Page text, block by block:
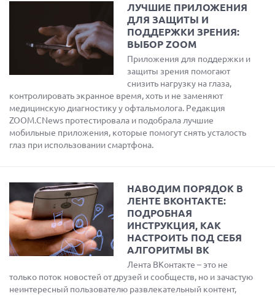
ЛУЧШИЕ ПРИЛОЖЕНИЯ
ДЛЯ ЗАЩИТЫ И
ПОДДЕРЖКИ ЗРЕНИЯ:
ВЫБОР ZOOM
Приложения для поддержки и
защиты зрения помогают
снизить нагрузку на глаза,
контролировать экранное время, хоть и не заменяют
медицинскую диагностику у офтальмолога. Редакция
ZOOM.CNews протестировала и подобрала лучшие
мобильные приложения, которые помогут снять усталость
глаз при использовании смартфона.
НАВОДИМ ПОРЯДОК В
ЛЕНТЕ ВКОНТАКТЕ:
ПОДРОБНАЯ
ИНСТРУКЦИЯ, КАК
НАСТРОИТЬ ПОД СЕБЯ
АЛГОРИТМЫ ВК
Лента ВКонтакте – это не
только поток новостей от друзей и сообществ, но и зачастую
неинтересный пользователю развлекательный контент,